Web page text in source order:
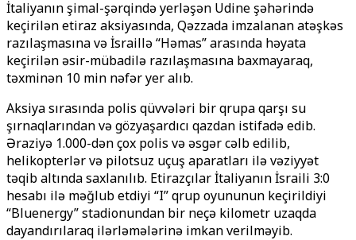
İtaliyanın şimal-şərqində yerləşən Udine şəhərində
keçirilən etiraz aksiyasında, Qəzzada imzalanan atəşkəs
razılaşmasına və İsraillə “Həmas” arasında həyata
keçirilən əsir-mübadilə razılaşmasına baxmayaraq,
təxminən 10 min nəfər yer alıb.
Aksiya sırasında polis qüvvələri bir qrupa qarşı su
şırnaqlarından və gözyaşardıcı qazdan istifadə edib.
Əraziyə 1.000-dən çox polis və əsgər cəlb edilib,
helikopterlər və pilotsuz uçuş aparatları ilə vəziyyət
təqib altında saxlanılıb. Etirazçılar İtaliyanın İsraili 3:0
hesabı ilə məğlub etdiyi “I” qrup oyununun keçirildiyi
“Bluenergy”stadionundan bir neçə kilometr uzaqda
dayandırılaraq ilərləmələrinə imkan verilməyib.